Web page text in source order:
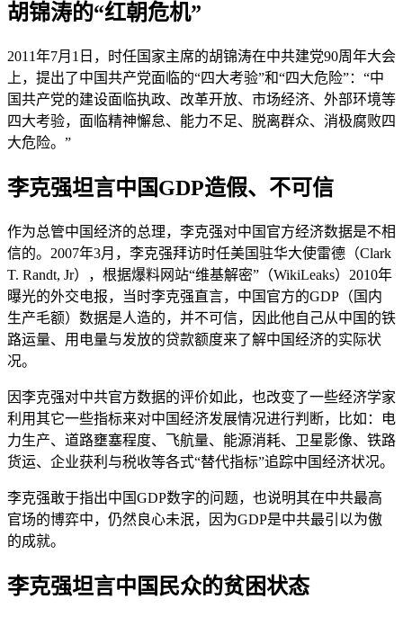
胡锦涛的“红朝危机”
2011年7月1日，时任国家主席的胡锦涛在中共建党90周年大会
上，提出了中国共产党面临的“四大考验”和“四大危险”：“中
国共产党的建设面临执政、改革开放、市场经济、外部环境等
四大考验，面临精神懈怠、能力不足、脱离群众、消极腐败四
大危险。”
李克强坦言中国GDP造假、不可信
作为总管中国经济的总理，李克强对中国官方经济数据是不相
信的。2007年3月，李克强拜访时任美国驻华大使雷德（Clark
T. Randt, Jr），根据爆料网站“维基解密”（WikiLeaks）2010年
曝光的外交电报，当时李克强直言，中国官方的GDP（国内
生产毛额）数据是人造的，并不可信，因此他自己从中国的铁
路运量、用电量与发放的贷款额度来了解中国经济的实际状
况。
因李克强对中共官方数据的评价如此，也改变了一些经济学家
利用其它一些指标来对中国经济发展情况进行判断，比如：电
力生产、道路壅塞程度、飞航量、能源消耗、卫星影像、铁路
货运、企业获利与税收等各式“替代指标”追踪中国经济状况。
李克强敢于指出中国GDP数字的问题，也说明其在中共最高
官场的博弈中，仍然良心未泯，因为GDP是中共最引以为傲
的成就。
李克强坦言中国民众的贫困状态